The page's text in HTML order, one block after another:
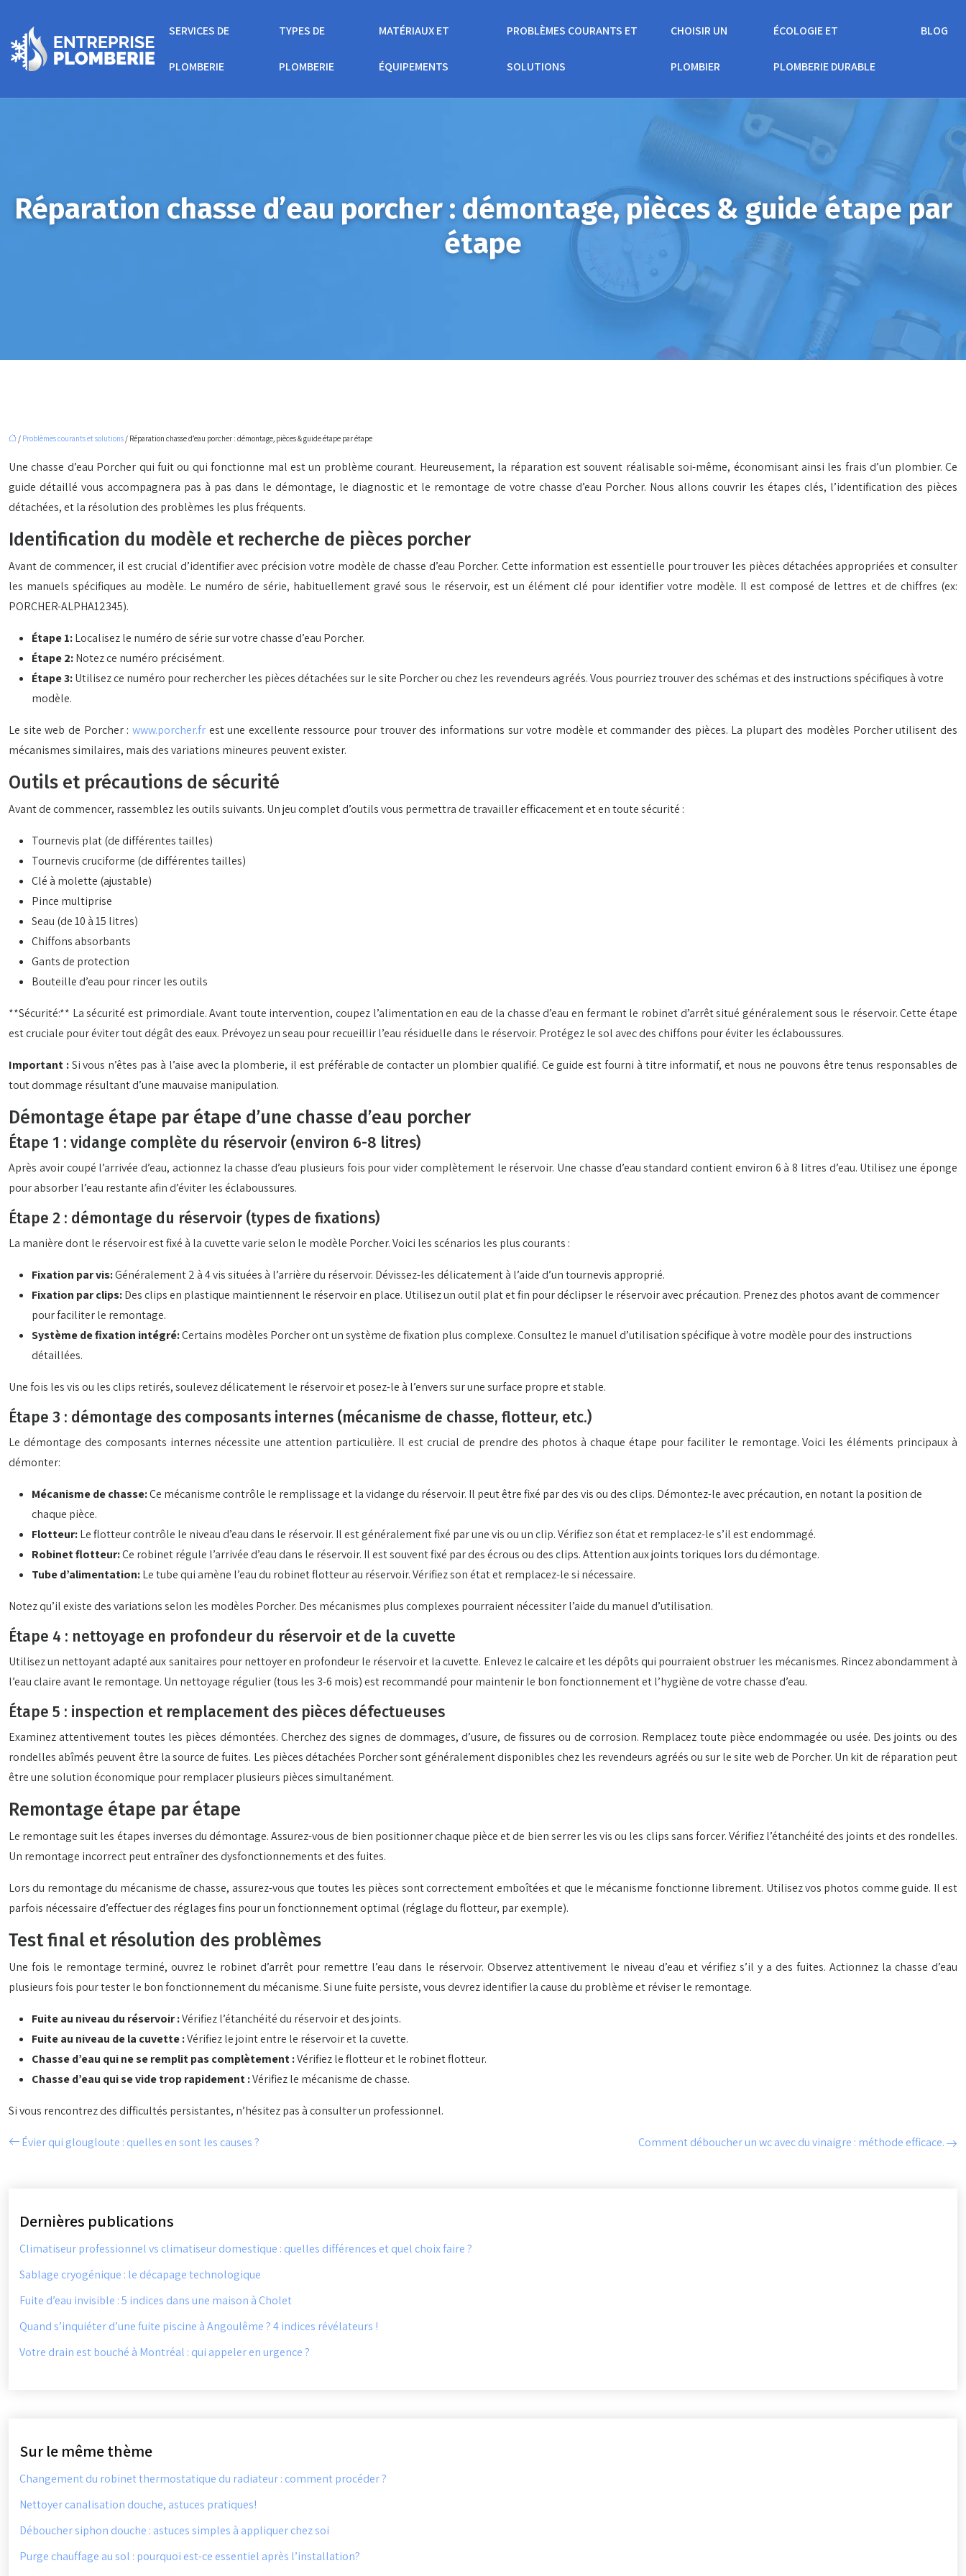
SERVICES DE
PLOMBERIE
TYPES DE
PLOMBERIE
MATÉRIAUX ET
ÉQUIPEMENTS
PROBLÈMES COURANTS ET
SOLUTIONS
CHOISIR UN
PLOMBIER
ÉCOLOGIE ET
PLOMBERIE DURABLE
BLOG
Réparation chasse d’eau porcher : démontage, pièces & guide étape par
étape
/ Problèmes courants et solutions / Réparation chasse d’eau porcher : démontage, pièces & guide étape par étape
Une chasse d’eau Porcher qui fuit ou qui fonctionne mal est un problème courant. Heureusement, la réparation est souvent réalisable soi-même, économisant ainsi les frais d’un plombier. Ce
guide détaillé vous accompagnera pas à pas dans le démontage, le diagnostic et le remontage de votre chasse d’eau Porcher. Nous allons couvrir les étapes clés, l’identification des pièces
détachées, et la résolution des problèmes les plus fréquents.
Identification du modèle et recherche de pièces porcher
Avant de commencer, il est crucial d’identifier avec précision votre modèle de chasse d’eau Porcher. Cette information est essentielle pour trouver les pièces détachées appropriées et consulter
les manuels spécifiques au modèle. Le numéro de série, habituellement gravé sous le réservoir, est un élément clé pour identifier votre modèle. Il est composé de lettres et de chiffres (ex:
PORCHER-ALPHA12345).
Étape 1:Localisez le numéro de série sur votre chasse d’eau Porcher.
Étape 2:Notez ce numéro précisément.
Étape 3:Utilisez ce numéro pour rechercher les pièces détachées sur le site Porcher ou chez les revendeurs agréés. Vous pourriez trouver des schémas et des instructions spécifiques à votre
modèle.
Le site web de Porcher : www.porcher.fr est une excellente ressource pour trouver des informations sur votre modèle et commander des pièces. La plupart des modèles Porcher utilisent des
mécanismes similaires, mais des variations mineures peuvent exister.
Outils et précautions de sécurité
Avant de commencer, rassemblez les outils suivants. Un jeu complet d’outils vous permettra de travailler efficacement et en toute sécurité :
Tournevis plat (de différentes tailles)
Tournevis cruciforme (de différentes tailles)
Clé à molette (ajustable)
Pince multiprise
Seau (de 10 à 15 litres)
Chiffons absorbants
Gants de protection
Bouteille d’eau pour rincer les outils
**Sécurité:** La sécurité est primordiale. Avant toute intervention, coupez l’alimentation en eau de la chasse d’eau en fermant le robinet d’arrêt situé généralement sous le réservoir. Cette étape
est cruciale pour éviter tout dégât des eaux. Prévoyez un seau pour recueillir l’eau résiduelle dans le réservoir. Protégez le sol avec des chiffons pour éviter les éclaboussures.
Important :Si vous n’êtes pas à l’aise avec la plomberie, il est préférable de contacter un plombier qualifié. Ce guide est fourni à titre informatif, et nous ne pouvons être tenus responsables de
tout dommage résultant d’une mauvaise manipulation.
Démontage étape par étape d’une chasse d’eau porcher
Étape 1 : vidange complète du réservoir (environ 6-8 litres)
Après avoir coupé l’arrivée d’eau, actionnez la chasse d’eau plusieurs fois pour vider complètement le réservoir. Une chasse d’eau standard contient environ 6 à 8 litres d’eau. Utilisez une éponge
pour absorber l’eau restante afin d’éviter les éclaboussures.
Étape 2 : démontage du réservoir (types de fixations)
La manière dont le réservoir est fixé à la cuvette varie selon le modèle Porcher. Voici les scénarios les plus courants :
Fixation par vis:Généralement 2 à 4 vis situées à l’arrière du réservoir. Dévissez-les délicatement à l’aide d’un tournevis approprié.
Fixation par clips:Des clips en plastique maintiennent le réservoir en place. Utilisez un outil plat et fin pour déclipser le réservoir avec précaution. Prenez des photos avant de commencer
pour faciliter le remontage.
Système de fixation intégré:Certains modèles Porcher ont un système de fixation plus complexe. Consultez le manuel d’utilisation spécifique à votre modèle pour des instructions
détaillées.
Une fois les vis ou les clips retirés, soulevez délicatement le réservoir et posez-le à l’envers sur une surface propre et stable.
Étape 3 : démontage des composants internes (mécanisme de chasse, flotteur, etc.)
Le démontage des composants internes nécessite une attention particulière. Il est crucial de prendre des photos à chaque étape pour faciliter le remontage. Voici les éléments principaux à
démonter:
Mécanisme de chasse:Ce mécanisme contrôle le remplissage et la vidange du réservoir. Il peut être fixé par des vis ou des clips. Démontez-le avec précaution, en notant la position de
chaque pièce.
Flotteur:Le flotteur contrôle le niveau d’eau dans le réservoir. Il est généralement fixé par une vis ou un clip. Vérifiez son état et remplacez-le s’il est endommagé.
Robinet flotteur:Ce robinet régule l’arrivée d’eau dans le réservoir. Il est souvent fixé par des écrous ou des clips. Attention aux joints toriques lors du démontage.
Tube d’alimentation:Le tube qui amène l’eau du robinet flotteur au réservoir. Vérifiez son état et remplacez-le si nécessaire.
Notez qu’il existe des variations selon les modèles Porcher. Des mécanismes plus complexes pourraient nécessiter l’aide du manuel d’utilisation.
Étape 4 : nettoyage en profondeur du réservoir et de la cuvette
Utilisez un nettoyant adapté aux sanitaires pour nettoyer en profondeur le réservoir et la cuvette. Enlevez le calcaire et les dépôts qui pourraient obstruer les mécanismes. Rincez abondamment à
l’eau claire avant le remontage. Un nettoyage régulier (tous les 3-6 mois) est recommandé pour maintenir le bon fonctionnement et l’hygiène de votre chasse d’eau.
Étape 5 : inspection et remplacement des pièces défectueuses
Examinez attentivement toutes les pièces démontées. Cherchez des signes de dommages, d’usure, de fissures ou de corrosion. Remplacez toute pièce endommagée ou usée. Des joints ou des
rondelles abîmés peuvent être la source de fuites. Les pièces détachées Porcher sont généralement disponibles chez les revendeurs agréés ou sur le site web de Porcher. Un kit de réparation peut
être une solution économique pour remplacer plusieurs pièces simultanément.
Remontage étape par étape
Le remontage suit les étapes inverses du démontage. Assurez-vous de bien positionner chaque pièce et de bien serrer les vis ou les clips sans forcer. Vérifiez l’étanchéité des joints et des rondelles.
Un remontage incorrect peut entraîner des dysfonctionnements et des fuites.
Lors du remontage du mécanisme de chasse, assurez-vous que toutes les pièces sont correctement emboîtées et que le mécanisme fonctionne librement. Utilisez vos photos comme guide. Il est
parfois nécessaire d’effectuer des réglages fins pour un fonctionnement optimal (réglage du flotteur, par exemple).
Test final et résolution des problèmes
Une fois le remontage terminé, ouvrez le robinet d’arrêt pour remettre l’eau dans le réservoir. Observez attentivement le niveau d’eau et vérifiez s’il y a des fuites. Actionnez la chasse d’eau
plusieurs fois pour tester le bon fonctionnement du mécanisme. Si une fuite persiste, vous devrez identifier la cause du problème et réviser le remontage.
Fuite au niveau du réservoir :Vérifiez l’étanchéité du réservoir et des joints.
Fuite au niveau de la cuvette :Vérifiez le joint entre le réservoir et la cuvette.
Chasse d’eau qui ne se remplit pas complètement :Vérifiez le flotteur et le robinet flotteur.
Chasse d’eau qui se vide trop rapidement :Vérifiez le mécanisme de chasse.
Si vous rencontrez des difficultés persistantes, n’hésitez pas à consulter un professionnel.
Évier qui glougloute : quelles en sont les causes ? Comment déboucher un wc avec du vinaigre : méthode efficace.
Dernières publications
Climatiseur professionnel vs climatiseur domestique : quelles différences et quel choix faire ?
Sablage cryogénique : le décapage technologique
Fuite d’eau invisible : 5 indices dans une maison à Cholet
Quand s’inquiéter d’une fuite piscine à Angoulême ? 4 indices révélateurs !
Votre drain est bouché à Montréal : qui appeler en urgence ?
Sur le même thème
Changement du robinet thermostatique du radiateur : comment procéder ?
Nettoyer canalisation douche, astuces pratiques!
Déboucher siphon douche : astuces simples à appliquer chez soi
Purge chauffage au sol : pourquoi est-ce essentiel après l’installation?